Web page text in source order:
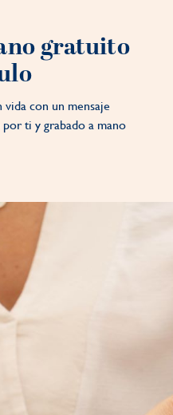
gratuito
vida con un mensaje
ti y grabado a mano